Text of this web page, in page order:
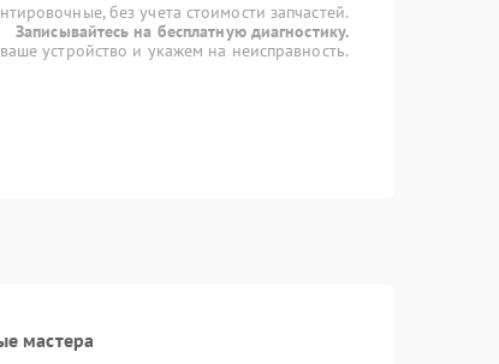
без учета стоимости запчастей.
Записывайтесь на бесплатную диагностику.
устройство и укажем на неисправность.
мастера